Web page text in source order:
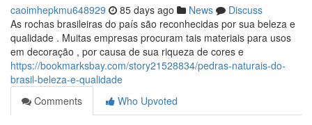
caoimhepkmu648929 85 days ago News
Discuss
As rochas brasileiras do país são reconhecidas por sua beleza e
qualidade . Muitas empresas procuram tais materiais para usos
em decoração , por causa de sua riqueza de cores e
https://bookmarksbay.com/story21528834/pedras-naturais-do-
brasil-beleza-e-qualidade
Comments
Who Upvoted